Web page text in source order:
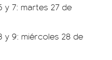
y 7: martes 27 de
y 9: miércoles 28 de